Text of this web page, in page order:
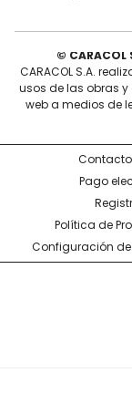
©
CARACOL S.A.
usos de las obras
web a medios de
Contacto
Pago
Política de
Configuración